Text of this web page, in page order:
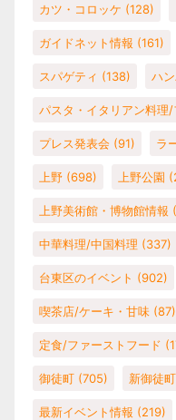
カツ・コロッケ (128)
ガイドネット情報 (161)
スパゲティ (138) ハ
パスタ・イタリアン料理
プレス発表会 (91) ラ
上野 (698) 上野公園
上野美術館・博物館情報
中華料理/中国料理 (337)
台東区のイベント (902)
喫茶店/ケーキ・甘味 (87)
定食/ファーストフード
御徒町 (705) 新御徒町
最新イベント情報 (219)